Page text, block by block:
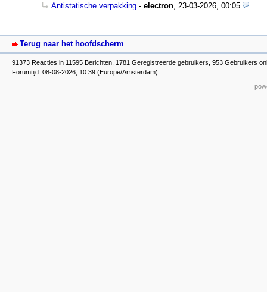
Antistatische verpakking - electron 23-03-2026, 00:05
Terug naar het hoofdscherm
91373 Reacties in 11595 Berichten, 1781 Geregistreerde gebruikers, 953 Gebruikers
Forumtijd: 08-08-2026, 10:39 (Europe/Amsterdam)